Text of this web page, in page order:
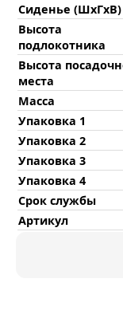
Сиденье (ШхГхВ)
Высота
подлокотника
Высота
места
Масса
Упаковка 1
Упаковка 2
Упаковка 3
Упаковка 4
Срок службы
Артикул